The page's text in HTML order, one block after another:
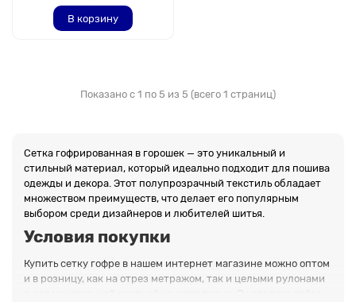
В корзину
Показано с 1 по 5 из 5 (всего 1 страниц)
Сетка гофрированная в горошек — это уникальный и
стильный материал, который идеально подходит для пошива
одежды и декора. Этот полупрозрачный текстиль обладает
множеством преимуществ, что делает его популярным
выбором среди дизайнеров и любителей шитья.
Условия покупки
Купить сетку гофре в нашем интернет магазине можно оптом
и в розницу, как на отрез метражом, так и целыми рулонами